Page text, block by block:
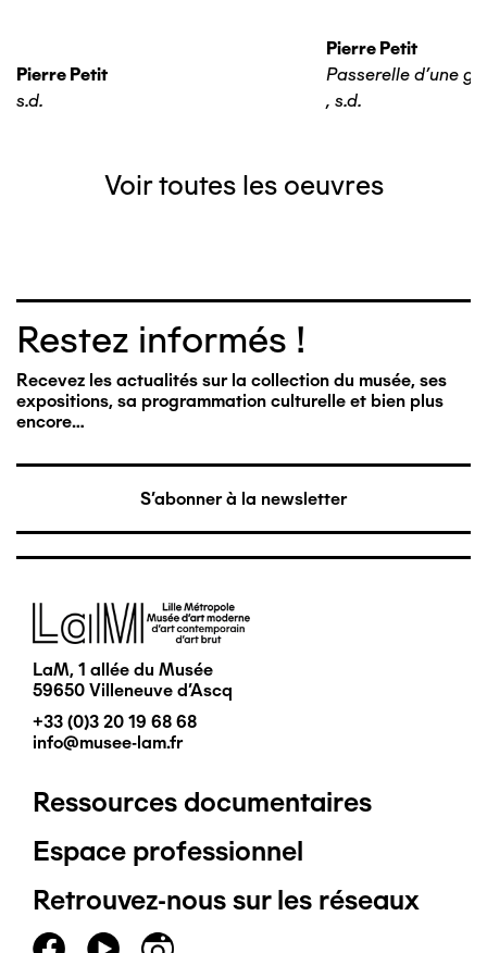
Pierre Petit
s.d.
Pierre Petit
Passerelle d'une
, s.d.
Voir toutes les oeuvres
Restez informés !
Recevez les actualités sur la collection du musée, ses
expositions, sa programmation culturelle et bien plus
encore…
S'abonner à la newsletter
Image
LaM, 1 allée du Musée
59650 Villeneuve d'Ascq
+33 (0)3 20 19 68 68
info@musee-lam.fr
Pied
de
page
Ressources documentaires
Espace professionnel
Retrouvez-nous sur les réseaux